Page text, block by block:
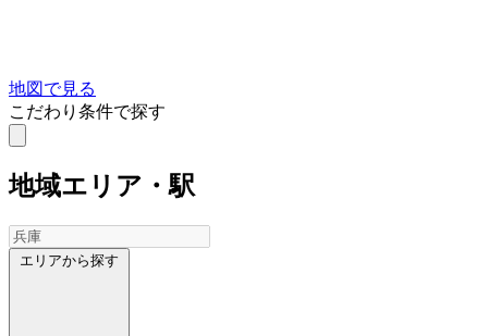
地図で見る
こだわり条件で探す
地域エリア・駅
エリアから探す